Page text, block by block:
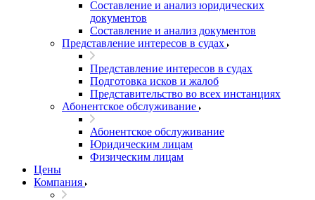
Составление и анализ юридических
документов
Составление и анализ документов
Представление интересов в судах
Представление интересов в судах
Подготовка исков и жалоб
Представительство во всех инстанциях
Абонентское обслуживание
Абонентское обслуживание
Юридическим лицам
Физическим лицам
Цены
Компания